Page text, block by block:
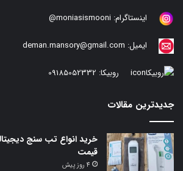
اینستاگرام: moniasismooni@
ایمیل: deman.mansory@gmail.com
روبیکا: 09185052332
جدیدترین مقالات
خرید انواع تب سنج
قیمت
4 روز پیش